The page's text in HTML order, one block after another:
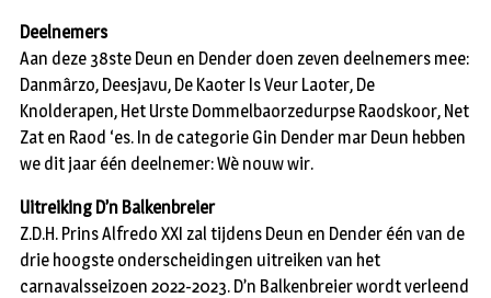
Deelnemers
Aan deze 38ste Deun en Dender doen zeven deelnemers mee:
Danmârzo, Deesjavu, De Kaoter Is Veur Laoter, De
Knolderapen, Het Urste Dommelbaorzedurpse Raodskoor, Net
Zat en Raod ‘es. In de categorie Gin Dender mar Deun hebben
we dit jaar één deelnemer: Wè nouw wir.
Uitreiking D’n Balkenbreier
Z.D.H. Prins Alfredo XXI zal tijdens Deun en Dender één van de
drie hoogste onderscheidingen uitreiken van het
carnavalsseizoen 2022-2023. D’n Balkenbreier wordt verleend